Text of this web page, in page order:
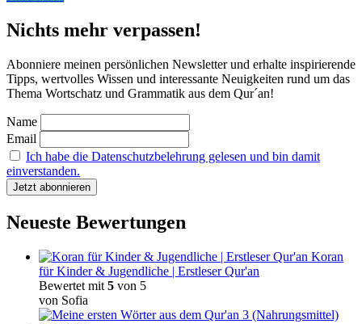
Nichts mehr verpassen!
Abonniere meinen persönlichen Newsletter und erhalte inspirierende
Tipps, wertvolles Wissen und interessante Neuigkeiten rund um das
Thema Wortschatz und Grammatik aus dem Qur´an!
Name
Email
Ich habe die Datenschutzbelehrung gelesen und bin damit
einverstanden.
Neueste Bewertungen
Koran
für Kinder & Jugendliche | Erstleser Qur'an
Bewertet mit 5 von 5
von Sofia